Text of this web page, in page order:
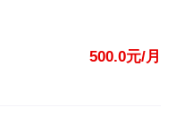
500.0元/月